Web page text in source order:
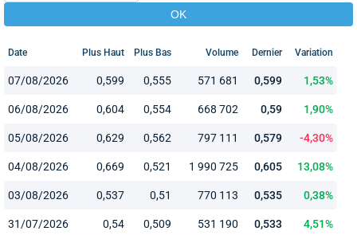
Date Plus Haut Plus Bas Volume Dernier Variation
07/08/2026 0,599 0,555 571 681 0,599 1,53%
06/08/2026 0,604 0,554 668 702 0,59 1,90%
05/08/2026 0,629 0,562 797 111 0,579 -4,30%
04/08/2026 0,669 0,521 1 990 725 0,605 13,08%
03/08/2026 0,537 0,51 770 113 0,535 0,38%
31/07/2026 0,54 0,509 531 190 0,533 4,51%